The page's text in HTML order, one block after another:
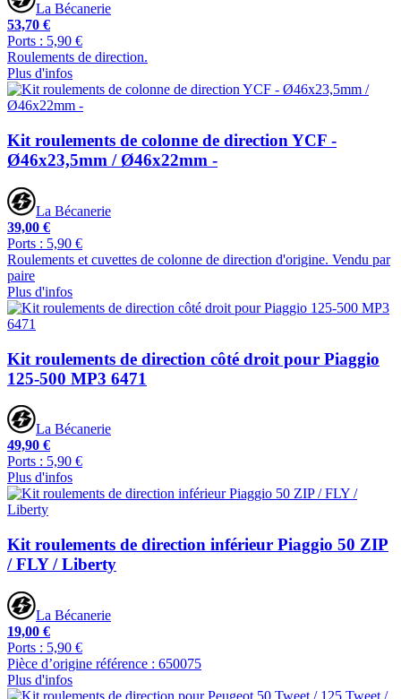
La Bécanerie
53,70 €
Ports : 5,90 €
Roulements de direction.
Plus d'infos
Kit roulements de colonne de direction YCF -
Ø46x23,5mm / Ø46x22mm -
La Bécanerie
39,00 €
Ports : 5,90 €
Roulements et cuvettes de colonne de direction d'origine. Vendu par
paire
Plus d'infos
Kit roulements de direction côté droit pour Piaggio
125-500 MP3 6471
La Bécanerie
49,90 €
Ports : 5,90 €
Plus d'infos
Kit roulements de direction inférieur Piaggio 50 ZIP
/ FLY / Liberty
La Bécanerie
19,00 €
Ports : 5,90 €
Pièce d’origine référence : 650075
Plus d'infos